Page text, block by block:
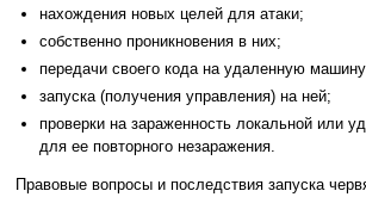
нахождения новых целей для атаки;
собственно проникновения в них;
передачи своего кода на удаленную
запуска (получения управления) на ней;
проверки на зараженность локальной или
для ее повторного незаражения.
Правовые вопросы и последствия запуска